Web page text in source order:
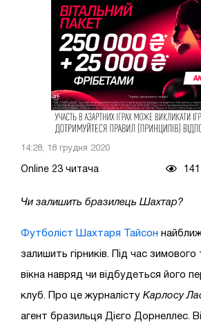
14:28, 18 грудня 2020
Online 23 читача 141
Чи залишить бразилець Шахтар?
Футболіст Шахтаря Тайсон
залишить гірників. Під час
вікна навряд чи відбудеться його
клуб. Про це журналісту Карлосу
агент бразильця Дієго Дорнеллес.